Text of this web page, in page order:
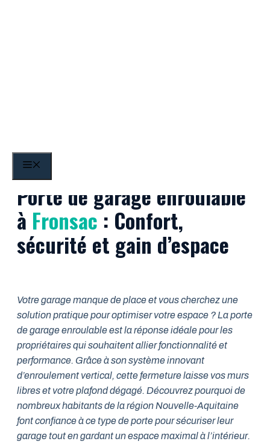
Porte de garage enroulable
à Fronsac: Confort,
sécurité et gain d’espace
Votre garage manque de place et vous cherchez une
solution pratique pour optimiser votre espace ? La porte
de garage enroulable est la réponse idéale pour les
propriétaires qui souhaitent allier fonctionnalité et
performance. Grâce à son système innovant
d’enroulement vertical, cette fermeture laisse vos murs
libres et votre plafond dégagé. Découvrez pourquoi de
nombreux habitants de la région Nouvelle-Aquitaine
font confiance à ce type de porte pour sécuriser leur
garage tout en gardant un espace maximal à l’intérieur.